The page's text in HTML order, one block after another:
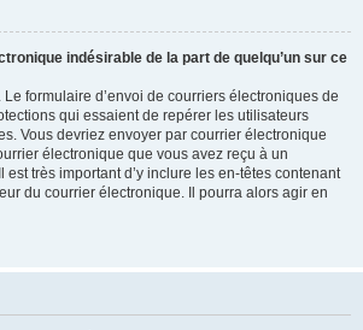
indésirable de la part de quelqu’un sur ce
formulaire d’envoi de courriers électroniques de
qui essaient de repérer les utilisateurs
Vous devriez envoyer par courrier électronique
électronique que vous avez reçu à un
est très important d’y inclure les en-têtes contenant
du courrier électronique. Il pourra alors agir en